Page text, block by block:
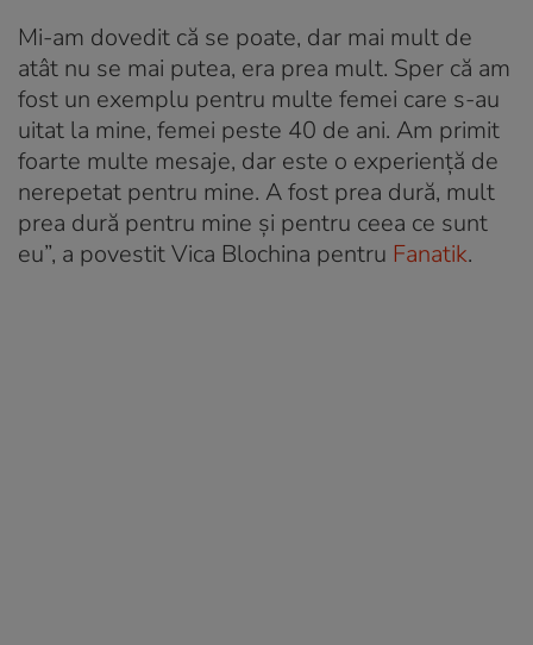
Mi-am dovedit că se poate, dar mai mult de
atât nu se mai putea, era prea mult. Sper că am
fost un exemplu pentru multe femei care s-au
uitat la mine, femei peste 40 de ani. Am primit
foarte multe mesaje, dar este o experiență de
nerepetat pentru mine. A fost prea dură, mult
prea dură pentru mine și pentru ceea ce sunt
eu”, a povestit Vica Blochina pentru Fanatik.